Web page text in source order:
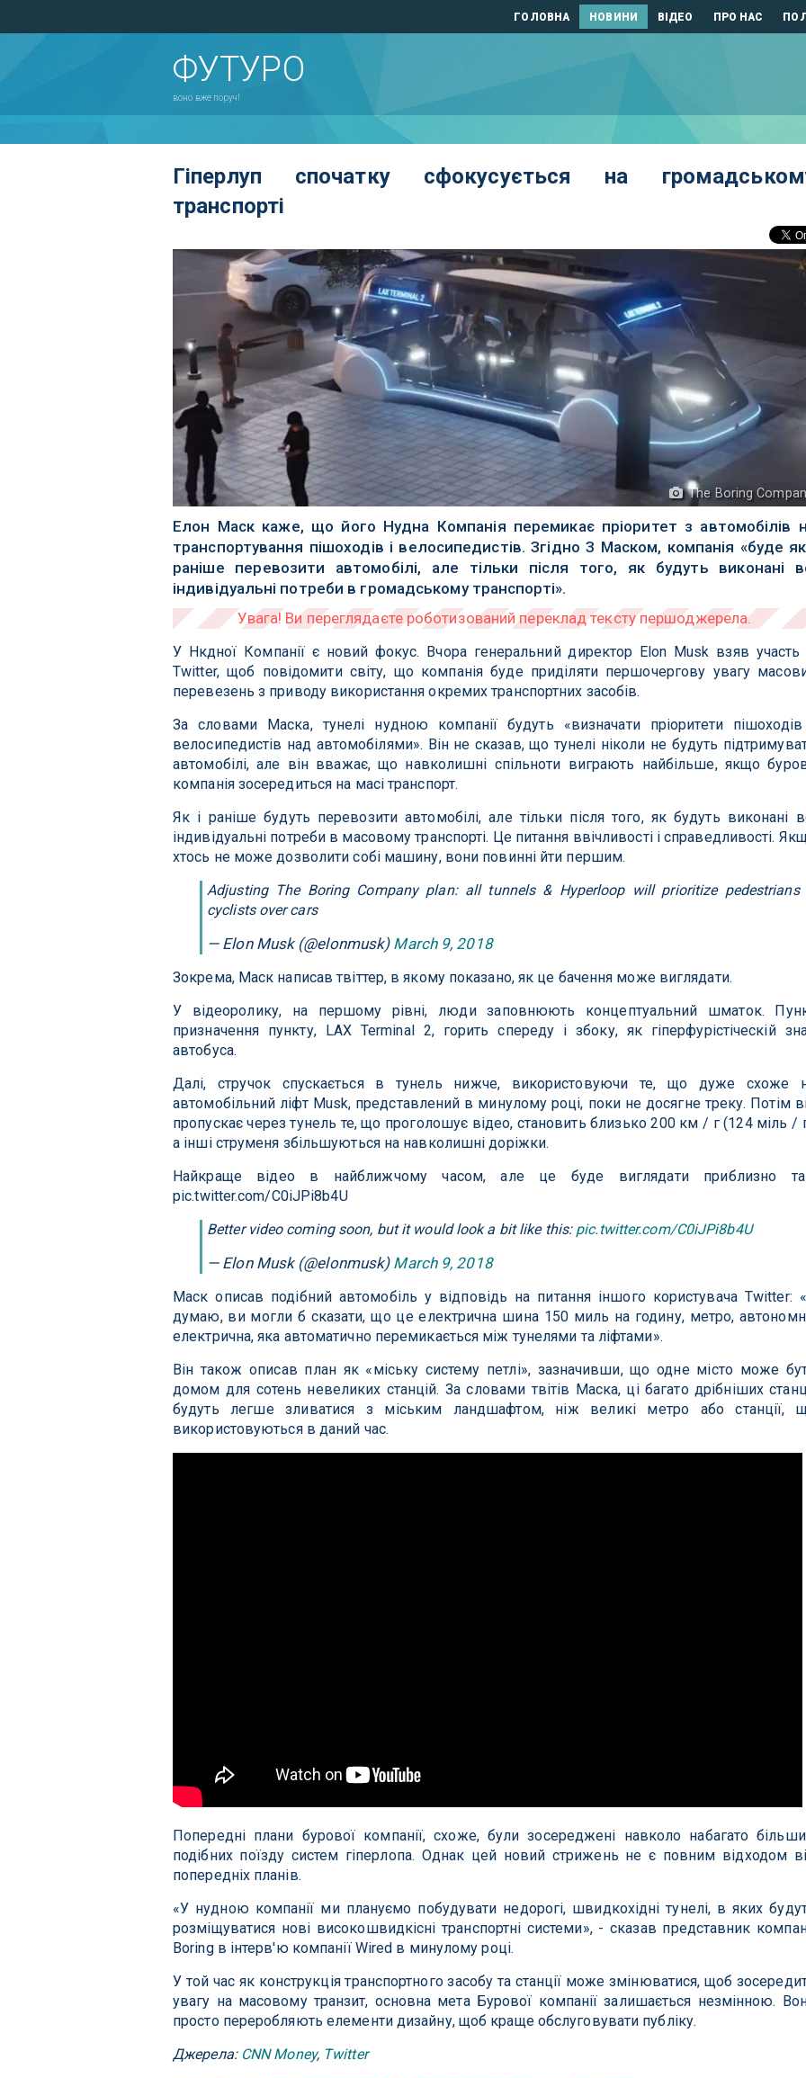
ГОЛОВНА НОВИНИ ВІДЕО ПРО НАС
ФУТУРО
воно вже поруч!
Гіперлуп спочатку сфокусується на
транспорті
The Boring
Елон Маск каже, що його Нудна Компанія перемикає пріоритет з автомобілів
транспортування пішоходів і велосипедистів. Згідно З Маском, компанія «буде як
раніше перевозити автомобілі, але тільки після того, як будуть виконані
індивідуальні потреби в громадському транспорті».
У Нкдної Компанії є новий фокус. Вчора генеральний директор Elon Musk взяв
Twitter, щоб повідомити світу, що компанія буде приділяти першочергову увагу
перевезень з приводу використання окремих транспортних засобів.
За словами Маска, тунелі нудною компанії будуть «визначати пріоритети пішоходів
велосипедистів над автомобілями». Він не сказав, що тунелі ніколи не будуть
автомобілі, але він вважає, що навколишні спільноти виграють найбільше, якщо
компанія зосередиться на масі транспорт.
Як і раніше будуть перевозити автомобілі, але тільки після того, як будуть виконані
індивідуальні потреби в масовому транспорті. Це питання ввічливості і справедливості.
хтось не може дозволити собі машину, вони повинні йти першим.
Adjusting The Boring Company plan: all tunnels & Hyperloop will prioritize pedestrians
cyclists over cars
— Elon Musk (@elonmusk) March 9, 2018
Зокрема, Маск написав твіттер, в якому показано, як це бачення може виглядати.
У відеоролику, на першому рівні, люди заповнюють концептуальний шматок.
призначення пункту, LAX Terminal 2, горить спереду і збоку, як гіперфурістіческій
автобуса.
Далі, стручок спускається в тунель нижче, використовуючи те, що дуже схоже
автомобільний ліфт Musk, представлений в минулому році, поки не досягне треку. Потім
пропускає через тунель те, що проголошує відео, становить близько 200 км / г (124 міль /
а інші струменя збільшуються на навколишні доріжки.
Найкраще відео в найближчому часом, але це буде виглядати приблизно
pic.twitter.com/C0iJPi8b4U
Better video coming soon, but it would look a bit like this: pic.twitter.com/C0iJPi8b4U
— Elon Musk (@elonmusk) March 9, 2018
Маск описав подібний автомобіль у відповідь на питання іншого користувача Twitter:
думаю, ви могли б сказати, що це електрична шина 150 миль на годину, метро,
електрична, яка автоматично перемикається між тунелями та ліфтами».
Він також описав план як «міську систему петлі», зазначивши, що одне місто може
домом для сотень невеликих станцій. За словами твітів Маска, ці багато дрібніших
будуть легше зливатися з міським ландшафтом, ніж великі метро або станції,
використовуються в даний час.
Попередні плани бурової компанії, схоже, були зосереджені навколо набагато
подібних поїзду систем гіперлопа. Однак цей новий стрижень не є повним відходом
попередніх планів.
«У нудною компанії ми плануємо побудувати недорогі, швидкохідні тунелі, в яких
розміщуватися нові високошвидкісні транспортні системи», - сказав представник
Boring в інтерв'ю компанії Wired в минулому році.
У той час як конструкція транспортного засобу та станції може змінюватися, щоб
увагу на масовому транзит, основна мета Бурової компанії залишається незмінною.
просто переробляють елементи дизайну, щоб краще обслуговувати публіку.
Джерела: CNN Money, Twitter